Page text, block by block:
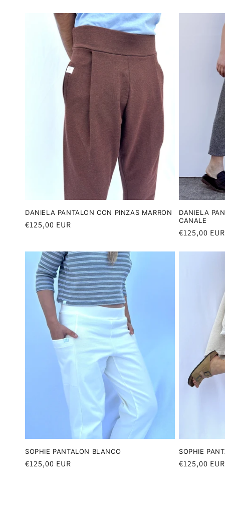
DANIELA PANTALON CON PINZAS MARRON
Precio
€125,00 EUR
DANIELA
CANALE
Precio
€125,00 EUR
SOPHIE PANTALON BLANCO
Precio
€125,00 EUR
SOPHIE
Precio
€125,00 EUR